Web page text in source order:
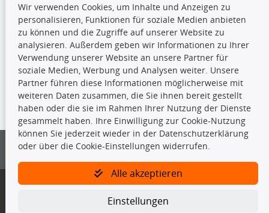
TecDoc Inside
Die hier angezeigten Daten insbesondere die gesamte Datenbank dürfen
nicht kopiert werden.
Es ist zu unterlassen, die Daten oder die gesamte Datenbank ohne
vorherige Zustimmung von TecDoc zu vervielfältigen, zu verbreiten
und/oder diese Handlungen durch Dritte ausführen zu lassen. Ein
Bitte prüfen Sie, ob das über unseren Onlineshop identifizierte Ersatzteil
Gegebenenfalls sind ergänzende Informationen notwendig, um
Wir verwenden Cookies, um Inhalte und Anzeigen zu
personalisieren, Funktionen für soziale Medien anbieten
zu können und die Zugriffe auf unserer Website zu
analysieren. Außerdem geben wir Informationen zu Ihrer
Verwendung unserer Website an unsere Partner für
soziale Medien, Werbung und Analysen weiter. Unsere
Partner führen diese Informationen möglicherweise mit
weiteren Daten zusammen, die Sie ihnen bereit gestellt
haben oder die sie im Rahmen Ihrer Nutzung der Dienste
gesammelt haben. Ihre Einwilligung zur Cookie-Nutzung
können Sie jederzeit wieder in der Datenschutzerklärung
oder über die Cookie-Einstellungen widerrufen.
Alle akzeptieren
Einstellungen